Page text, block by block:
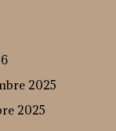
2025
2025